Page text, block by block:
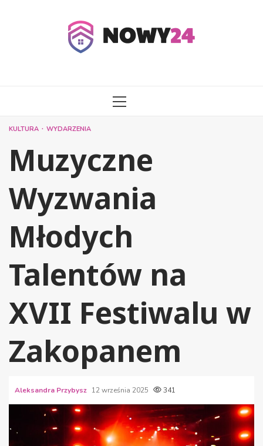
MENU
KULTURA WYDARZENIA
Muzyczne
Wyzwania
Młodych
Talentów na
XVII Festiwalu w
Zakopanem
Aleksandra Przybysz 12 września 2025 341